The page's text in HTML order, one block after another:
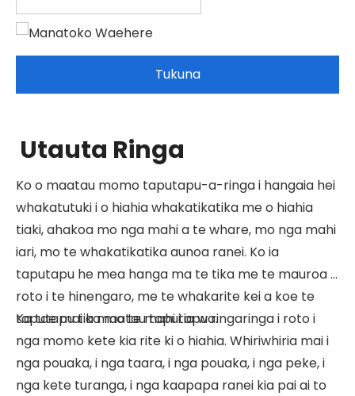
Tukuna
Utauta Ringa
Ko o maatau momo taputapu-a-ringa i hangaia hei
whakatutuki i o hiahia whakatikatika me o hiahia
tiaki, ahakoa mo nga mahi a te whare, mo nga mahi
iari, mo te whakatikatika aunoa ranei. Ko ia
taputapu he mea hanga ma te tika me te mauroa i
roto i te hinengaro, me te whakarite kei a koe te
taputapu tika mo te mahi i ia wa.
Ka tae mai a maatau taputapu ringaringa i roto i
nga momo kete kia rite ki o hiahia. Whiriwhiria mai i
nga pouaka, i nga taara, i nga pouaka, i nga peke, i
nga kete turanga, i nga kaapapa ranei kia pai ai to